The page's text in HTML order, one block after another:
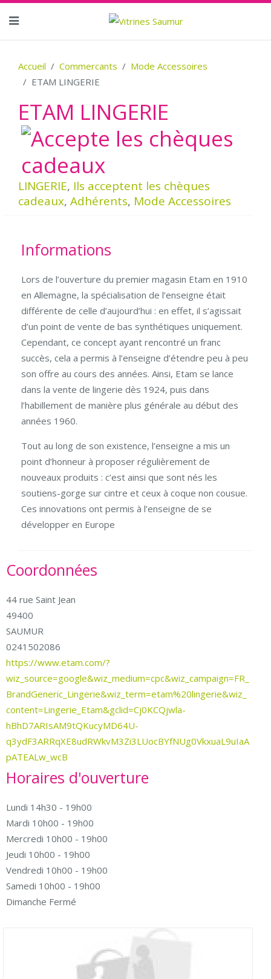
Accueil Commercants
Mode Accessoires
ETAM LINGERIE
ETAM LINGERIE
LINGERIE, Ils acceptent les chèques
cadeaux, Adhérents, Mode Accessoires
Informations
Lors de l’ouverture du premier magasin Etam en 1910
en Allemagne, la spécialisation de l’enseigne était
différente de celle d’aujourd’hui : en effet, il s’agissait
d’un point de vente de bas synthétiques uniquement.
Cependant, ce concept ayant rencontré un franc
succès, cela a permis à l’enseigne d’étendre peu à peu
son offre au cours des années. Ainsi, Etam se lance
dans la vente de lingerie dès 1924, puis dans
l’habillement de manière plus générale au début des
années 1960.
Tout au long de son existence, l’enseigne a mis un
point d’honneur à proposer régulièrement de
nouveaux produits : c’est ainsi que sont nés les
soutiens-gorge sur cintre et ceux à coque non cousue.
Ces innovations ont permis à l’enseigne de se
développer en Europe
Coordonnées
44 rue Saint Jean
49400
SAUMUR
0241502086
https://www.etam.com/?
wiz_source=google&wiz_medium=cpc&wiz_campaign=FR_
BrandGeneric_Lingerie&wiz_term=etam%20lingerie&wiz_
content=Lingerie_Etam&gclid=Cj0KCQjwla-
hBhD7ARIsAM9tQKucyMD64U-
q3ydF3ARRqXE8udRWkvM3Zi3LUocBYfNUg0VkxuaL9uIaA
pATEALw_wcB
Horaires d'ouverture
Lundi 14h30 - 19h00
Mardi 10h00 - 19h00
Mercredi 10h00 - 19h00
Jeudi 10h00 - 19h00
Vendredi 10h00 - 19h00
Samedi 10h00 - 19h00
Dimanche Fermé